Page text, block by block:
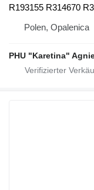
R193155 R314670
Polen, Opalenica
PHU "Karetina"